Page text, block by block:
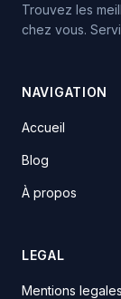
Trouvez les
chez vous.
NAVIGATION
Accueil
Blog
À propos
LEGAL
Mentions legales